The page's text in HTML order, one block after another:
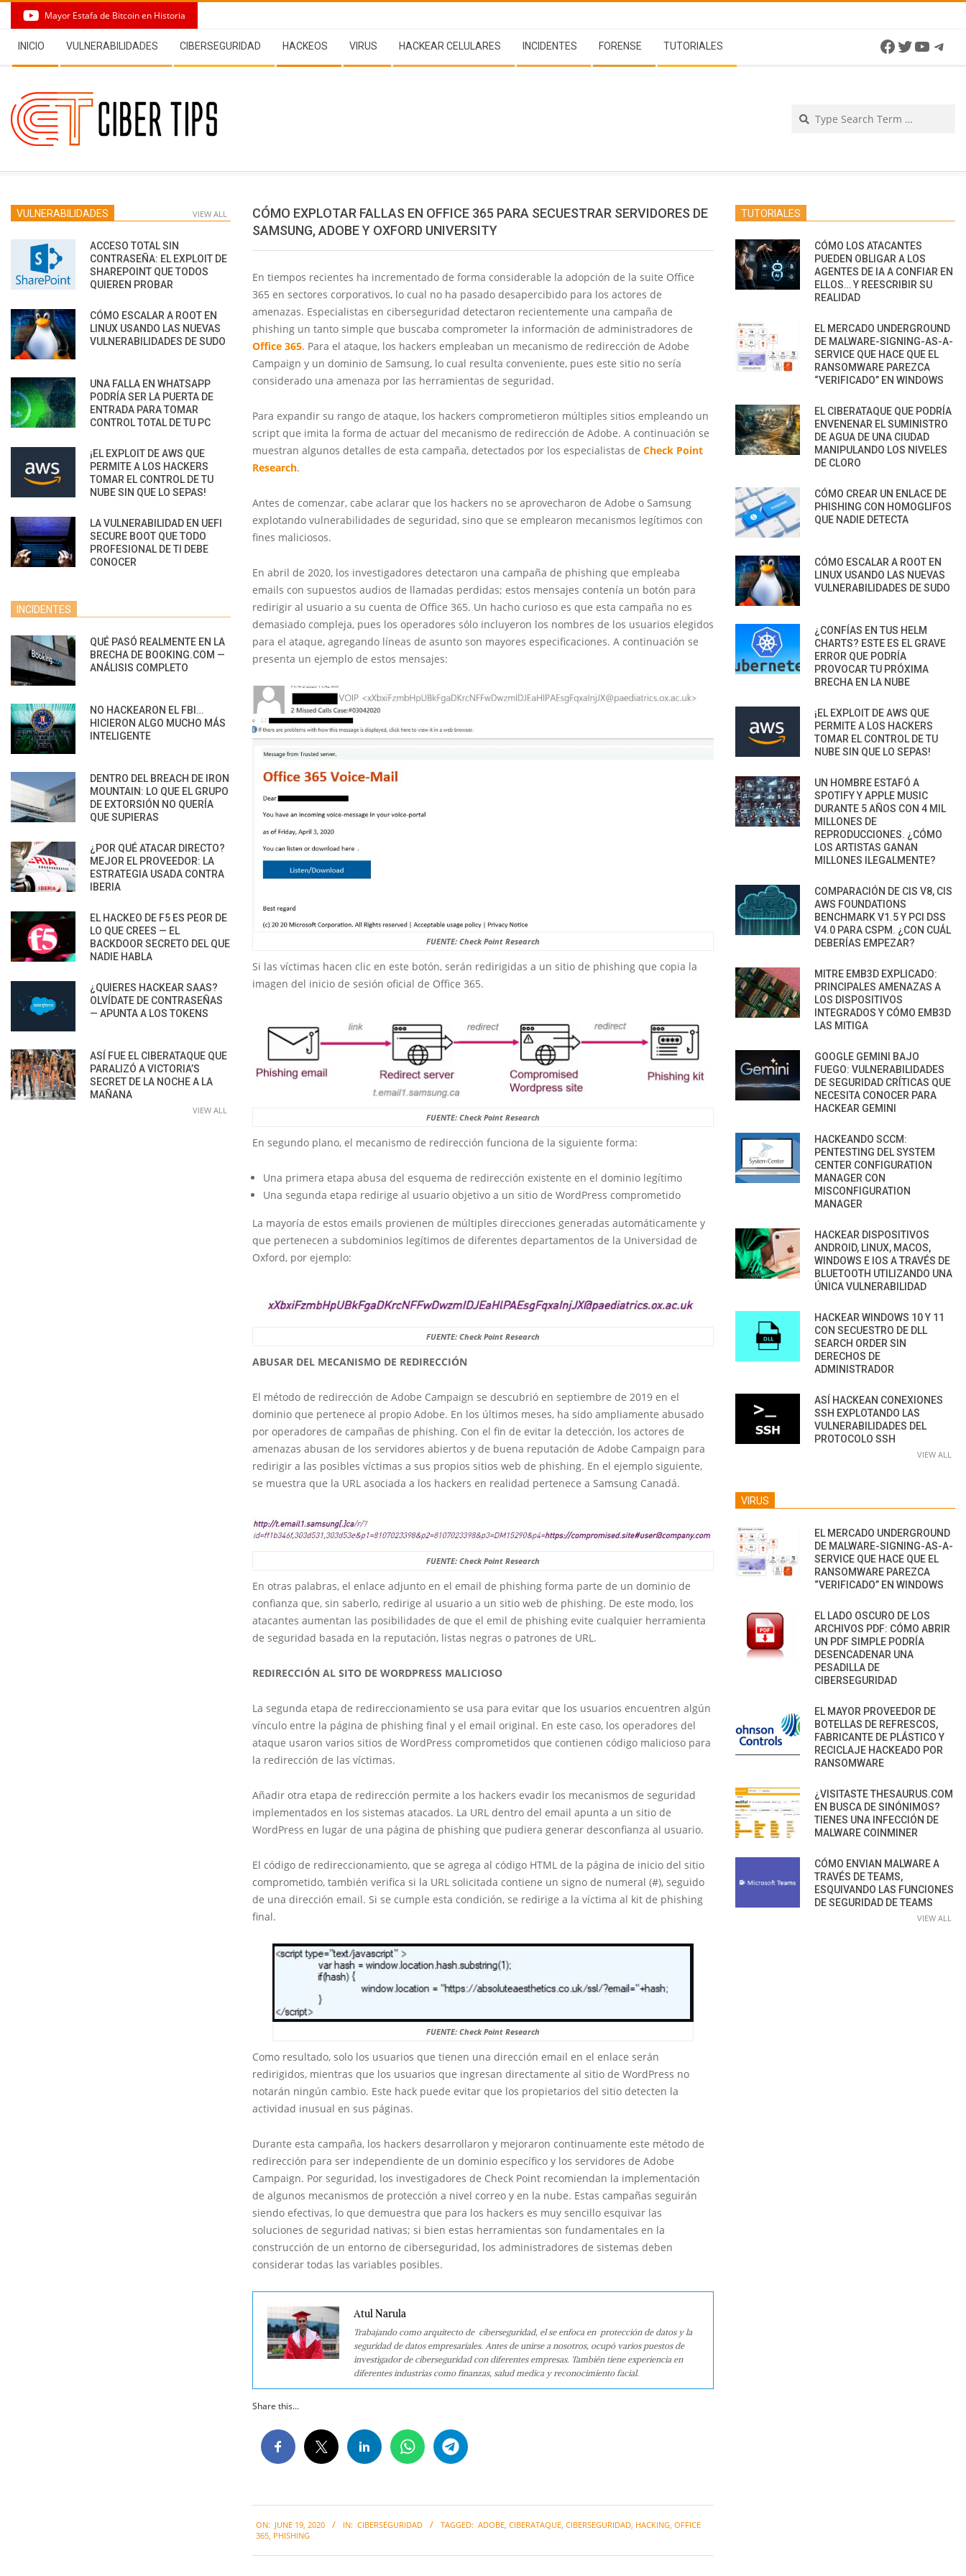
content
Mayor Estafa de Bitcoin en Historia
Navigation
Menu
INICIO VULNERABILIDADES CIBERSEGURIDAD HACKEOS VIRUS HACKEAR CELULARES INCIDENTES FORENSE TUTORIALES Facebook
Twitter
CÓMO EXPLOTAR FALLAS EN OFFICE 365 PARA SECUESTRAR SERVIDORES DE
SAMSUNG, ADOBE Y OXFORD UNIVERSITY
En tiempos recientes ha incrementado de forma considerable la adopción de la suite Office
365 en sectores corporativos, lo cual no ha pasado desapercibido para los actores de
amenazas. Especialistas en ciberseguridad detectaron recientemente una campaña de
phishing un tanto simple que buscaba comprometer la información de administradores de
Office 365. Para el ataque, los hackers empleaban un mecanismo de redirección de Adobe
Campaign y un dominio de Samsung, lo cual resulta conveniente, pues este sitio no sería
considerado una amenaza por las herramientas de seguridad.
Para expandir su rango de ataque, los hackers comprometieron múltiples sitios empleando un
script que imita la forma de actuar del mecanismo de redirección de Adobe. A continuación se
muestran algunos detalles de esta campaña, detectados por los especialistas de Check Point
Research.
Antes de comenzar, cabe aclarar que los hackers no se aprovecharon de Adobe o Samsung
explotando vulnerabilidades de seguridad, sino que se emplearon mecanismos legítimos con
fines maliciosos.
En abril de 2020, los investigadores detectaron una campaña de phishing que empleaba
emails con supuestos audios de llamadas perdidas; estos mensajes contenía un botón para
redirigir al usuario a su cuenta de Office 365. Un hacho curioso es que esta campaña no es
demasiado compleja, pues los operadores sólo incluyeron los nombres de los usuarios elegidos
para el ataque, agregando líneas de asunto son mayores especificaciones. A continuación se
presenta un ejemplo de estos mensajes:
FUENTE: Check Point Research
Si las víctimas hacen clic en este botón, serán redirigidas a un sitio de phishing que copia la
imagen del inicio de sesión oficial de Office 365.
FUENTE: Check Point Research
En segundo plano, el mecanismo de redirección funciona de la siguiente forma:
Una primera etapa abusa del esquema de redirección existente en el dominio legítimo
Una segunda etapa redirige al usuario objetivo a un sitio de WordPress comprometido
La mayoría de estos emails provienen de múltiples direcciones generadas automáticamente y
que pertenecen a subdominios legítimos de diferentes departamentos de la Universidad de
Oxford, por ejemplo:
FUENTE: Check Point Research
ABUSAR DEL MECANISMO DE REDIRECCIÓN
El método de redirección de Adobe Campaign se descubrió en septiembre de 2019 en el
dominio que pertenece al propio Adobe. En los últimos meses, ha sido ampliamente abusado
por operadores de campañas de phishing. Con el fin de evitar la detección, los actores de
amenazas abusan de los servidores abiertos y de buena reputación de Adobe Campaign para
redirigir a las posibles víctimas a sus propios sitios web de phishing. En el ejemplo siguiente,
se muestra que la URL asociada a los hackers en realidad pertenece a Samsung Canadá.
FUENTE: Check Point Research
En otras palabras, el enlace adjunto en el email de phishing forma parte de un dominio de
confianza que, sin saberlo, redirige al usuario a un sitio web de phishing. De este modo, los
atacantes aumentan las posibilidades de que el emil de phishing evite cualquier herramienta
de seguridad basada en la reputación, listas negras o patrones de URL.
REDIRECCIÓN AL SITO DE WORDPRESS MALICIOSO
La segunda etapa de redireccionamiento se usa para evitar que los usuarios encuentren algún
vínculo entre la página de phishing final y el email original. En este caso, los operadores del
ataque usaron varios sitios de WordPress comprometidos que contienen código malicioso para
la redirección de las víctimas.
Añadir otra etapa de redirección permite a los hackers evadir los mecanismos de seguridad
implementados en los sistemas atacados. La URL dentro del email apunta a un sitio de
WordPress en lugar de una página de phishing que pudiera generar desconfianza al usuario.
El código de redireccionamiento, que se agrega al código HTML de la página de inicio del sitio
comprometido, también verifica si la URL solicitada contiene un signo de numeral (#), seguido
de una dirección email. Si se cumple esta condición, se redirige a la víctima al kit de phishing
final.
FUENTE: Check Point Research
Como resultado, solo los usuarios que tienen una dirección email en el enlace serán
redirigidos, mientras que los usuarios que ingresan directamente al sitio de WordPress no
notarán ningún cambio. Este hack puede evitar que los propietarios del sitio detecten la
actividad inusual en sus páginas.
Durante esta campaña, los hackers desarrollaron y mejoraron continuamente este método de
redirección para ser independiente de un dominio específico y los servidores de Adobe
Campaign. Por seguridad, los investigadores de Check Point recomiendan la implementación
de algunos mecanismos de protección a nivel correo y en la nube. Estas campañas seguirán
siendo efectivas, lo que demuestra que para los hackers es muy sencillo esquivar las
soluciones de seguridad nativas; si bien estas herramientas son fundamentales en la
construcción de un entorno de ciberseguridad, los administradores de sistemas deben
considerar todas las variables posibles.
Atul Narula
Trabajando como arquitecto de ciberseguridad, el se enfoca en protección de datos y la
seguridad de datos empresariales. Antes de unirse a nosotros, ocupó varios puestos de
investigador de ciberseguridad con diferentes empresas. También tiene experiencia en
diferentes industrias como finanzas, salud medica y reconocimiento facial.
Share this...
06-
ON: JUNE 19, 2020 IN: CIBERSEGURIDAD TAGGED: ADOBE, CIBERATAQUE, CIBERSEGURIDAD, HACKING, OFFICE
365, PHISHING
VULNERABILIDADES VIEW ALL
ACCESO TOTAL SIN
CONTRASEÑA: EL EXPLOIT DE
SHAREPOINT QUE TODOS
QUIEREN PROBAR
CÓMO ESCALAR A ROOT EN
LINUX USANDO LAS NUEVAS
VULNERABILIDADES DE SUDO
UNA FALLA EN WHATSAPP
PODRÍA SER LA PUERTA DE
ENTRADA PARA TOMAR
CONTROL TOTAL DE TU PC
¡EL EXPLOIT DE AWS QUE
PERMITE A LOS HACKERS
TOMAR EL CONTROL DE TU
NUBE SIN QUE LO SEPAS!
LA VULNERABILIDAD EN UEFI
SECURE BOOT QUE TODO
PROFESIONAL DE TI DEBE
CONOCER
INCIDENTES
QUÉ PASÓ REALMENTE EN LA
BRECHA DE BOOKING.COM —
ANÁLISIS COMPLETO
NO HACKEARON EL FBI…
HICIERON ALGO MUCHO MÁS
INTELIGENTE
DENTRO DEL BREACH DE IRON
MOUNTAIN: LO QUE EL GRUPO
DE EXTORSIÓN NO QUERÍA
QUE SUPIERAS
¿POR QUÉ ATACAR DIRECTO?
MEJOR EL PROVEEDOR: LA
ESTRATEGIA USADA CONTRA
IBERIA
EL HACKEO DE F5 ES PEOR DE
LO QUE CREES — EL
BACKDOOR SECRETO DEL QUE
NADIE HABLA
¿QUIERES HACKEAR SAAS?
OLVÍDATE DE CONTRASEÑAS
— APUNTA A LOS TOKENS
ASÍ FUE EL CIBERATAQUE QUE
PARALIZÓ A VICTORIA’S
SECRET DE LA NOCHE A LA
MAÑANA
VIEW ALL
TUTORIALES
CÓMO LOS ATACANTES
PUEDEN OBLIGAR A LOS
AGENTES DE IA A CONFIAR EN
ELLOS… Y REESCRIBIR SU
REALIDAD
EL MERCADO UNDERGROUND
DE MALWARE-SIGNING-AS-A-
SERVICE QUE HACE QUE EL
RANSOMWARE PAREZCA
“VERIFICADO” EN WINDOWS
EL CIBERATAQUE QUE PODRÍA
ENVENENAR EL SUMINISTRO
DE AGUA DE UNA CIUDAD
MANIPULANDO LOS NIVELES
DE CLORO
CÓMO CREAR UN ENLACE DE
PHISHING CON HOMOGLIFOS
QUE NADIE DETECTA
CÓMO ESCALAR A ROOT EN
LINUX USANDO LAS NUEVAS
VULNERABILIDADES DE SUDO
¿CONFÍAS EN TUS HELM
CHARTS? ESTE ES EL GRAVE
ERROR QUE PODRÍA
PROVOCAR TU PRÓXIMA
BRECHA EN LA NUBE
¡EL EXPLOIT DE AWS QUE
PERMITE A LOS HACKERS
TOMAR EL CONTROL DE TU
NUBE SIN QUE LO SEPAS!
UN HOMBRE ESTAFÓ A
SPOTIFY Y APPLE MUSIC
DURANTE 5 AÑOS CON 4 MIL
MILLONES DE
REPRODUCCIONES. ¿CÓMO
LOS ARTISTAS GANAN
MILLONES ILEGALMENTE?
COMPARACIÓN DE CIS V8, CIS
AWS FOUNDATIONS
BENCHMARK V1.5 Y PCI DSS
V4.0 PARA CSPM. ¿CON CUÁL
DEBERÍAS EMPEZAR?
MITRE EMB3D EXPLICADO:
PRINCIPALES AMENAZAS A
LOS DISPOSITIVOS
INTEGRADOS Y CÓMO EMB3D
LAS MITIGA
GOOGLE GEMINI BAJO
FUEGO: VULNERABILIDADES
DE SEGURIDAD CRÍTICAS QUE
NECESITA CONOCER PARA
HACKEAR GEMINI
HACKEANDO SCCM:
PENTESTING DEL SYSTEM
CENTER CONFIGURATION
MANAGER CON
MISCONFIGURATION
MANAGER
HACKEAR DISPOSITIVOS
ANDROID, LINUX, MACOS,
WINDOWS E IOS A TRAVÉS DE
BLUETOOTH UTILIZANDO UNA
ÚNICA VULNERABILIDAD
HACKEAR WINDOWS 10 Y 11
CON SECUESTRO DE DLL
SEARCH ORDER SIN
DERECHOS DE
ADMINISTRADOR
ASÍ HACKEAN CONEXIONES
SSH EXPLOTANDO LAS
VULNERABILIDADES DEL
PROTOCOLO SSH
VIEW ALL
VIRUS
EL MERCADO UNDERGROUND
DE MALWARE-SIGNING-AS-A-
SERVICE QUE HACE QUE EL
RANSOMWARE PAREZCA
“VERIFICADO” EN WINDOWS
EL LADO OSCURO DE LOS
ARCHIVOS PDF: CÓMO ABRIR
UN PDF SIMPLE PODRÍA
DESENCADENAR UNA
PESADILLA DE
CIBERSEGURIDAD
EL MAYOR PROVEEDOR DE
BOTELLAS DE REFRESCOS,
FABRICANTE DE PLÁSTICO Y
RECICLAJE HACKEADO POR
RANSOMWARE
¿VISITASTE THESAURUS.COM
EN BUSCA DE SINÓNIMOS?
TIENES UNA INFECCIÓN DE
MALWARE COINMINER
CÓMO ENVIAN MALWARE A
TRAVÉS DE TEAMS,
ESQUIVANDO LAS FUNCIONES
DE SEGURIDAD DE TEAMS
VIEW ALL